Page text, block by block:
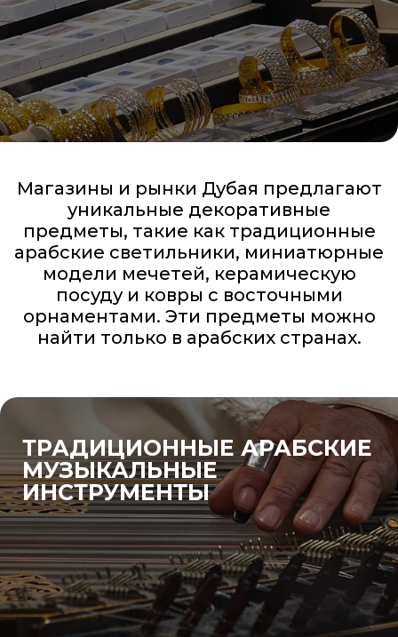
Магазины и рынки Дубая предлагают
уникальные декоративные
предметы, такие как традиционные
арабские светильники, миниатюрные
модели мечетей, керамическую
посуду и ковры с восточными
орнаментами. Эти предметы можно
найти только в арабских странах.
ТРАДИЦИОННЫЕ АРАБСКИЕ
МУЗЫКАЛЬНЫЕ
ИНСТРУМЕНТЫ